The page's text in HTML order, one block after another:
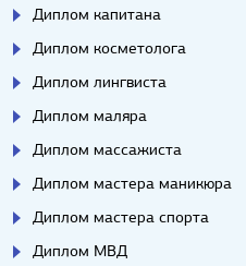
Диплом капитана
Диплом косметолога
Диплом лингвиста
Диплом маляра
Диплом массажиста
Диплом мастера маникюра
Диплом мастера спорта
Диплом МВД